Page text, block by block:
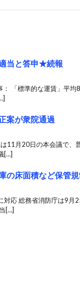
当と答申★続報
「標準的な運賃」平
案が衆院通過
11月20日の本会議で、
[…]
の床面積など保管
応 総務省消防庁は9月
[…]